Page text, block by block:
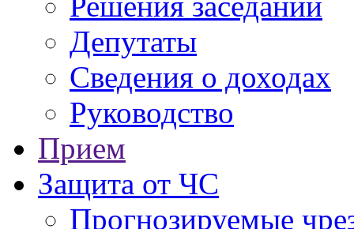
Депутаты
Сведения о доходах
Руководство
Прием
Защита от ЧС
Прогнозируемые